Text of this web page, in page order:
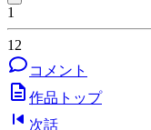
1
12
コメント
作品トップ
次話